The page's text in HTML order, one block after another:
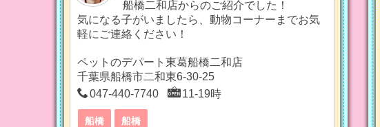
船橋二和店からのご紹介でした！
気になる子がいましたら、動物コーナーまでお気
軽にご連絡ください！
ペットのデパート東葛船橋二和店
千葉県船橋市二和東6-30-25
047-440-7740
11-19時
船橋 船橋